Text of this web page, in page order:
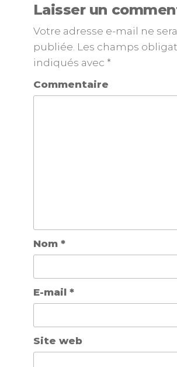
Laisser un
Votre adresse e-mail ne
publiée. Les champs
indiqués avec *
Commentaire
Nom *
E-mail *
Site web